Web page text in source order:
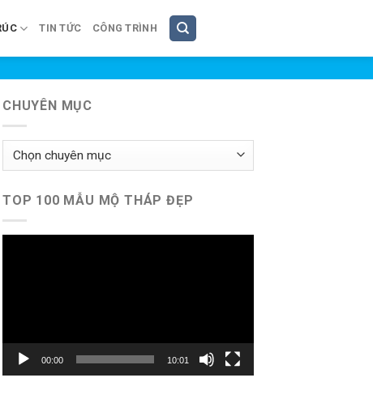
TIN TỨC CÔNG TRÌNH
CHUYÊN MỤC
Chuyên
mục
TOP 100 MẪU MỘ THÁP ĐẸP
00:00 10:01